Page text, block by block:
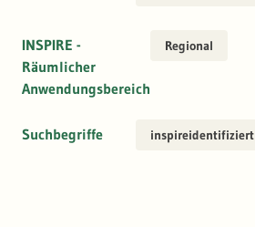
INSPIRE -
Räumlicher
Anwendungsbereich
Regional
Suchbegriffe inspireidentifiziert